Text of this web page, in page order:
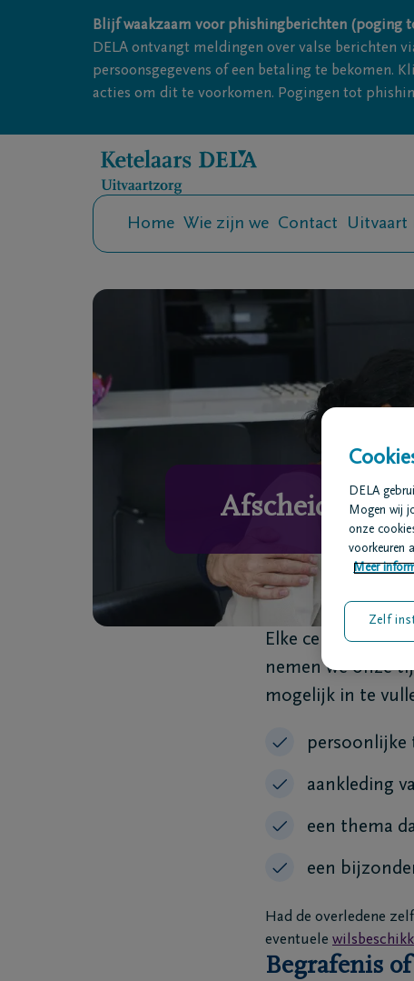
Overslaan en naar inhoud gaan
Blijf waakzaam voor phishingberichten (poging
DELA ontvangt meldingen over valse berichten
persoonsgegevens of een betaling te bekomen.
acties om dit te voorkomen. Pogingen tot
Home Wie zijn we Contact Uitvaart
Elke ceremonie
nemen we onze
mogelijk in te
persoonlijke
aankleding
een thema
een
Had de overledene
eventuele
Begrafenis
DELA
Mogen wij
onze
voorkeuren
Meer
Zelf